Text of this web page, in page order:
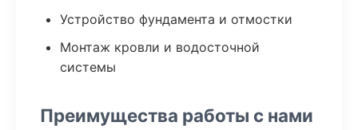
Устройство фундамента и отмостки
Монтаж кровли и водосточной
системы
Преимущества работы с нами